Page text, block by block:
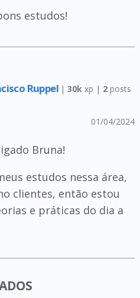
estudos!
Ruppel |30k xp | 2 posts
01/04/2024
Bruna!
estudos nessa área,
clientes, então estou
e práticas do dia a